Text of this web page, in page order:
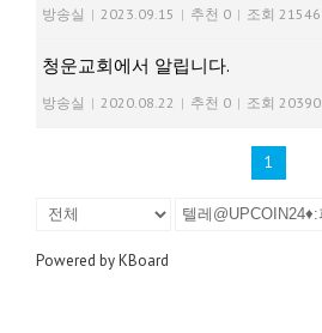
방송실 | 2023.09.15 | 추천 0 | 조회 21546
청운교회에서 알립니다.
방송실 | 2020.08.22 | 추천 0 | 조회 20390
1
Powered by KBoard